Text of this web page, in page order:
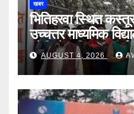
खबर
भितिहरवा स्थित
उच्चत्तर माध्यमिक
इंटेलिजेंस शिक्षण कार्य
यादव
AUGUST 4, 2026